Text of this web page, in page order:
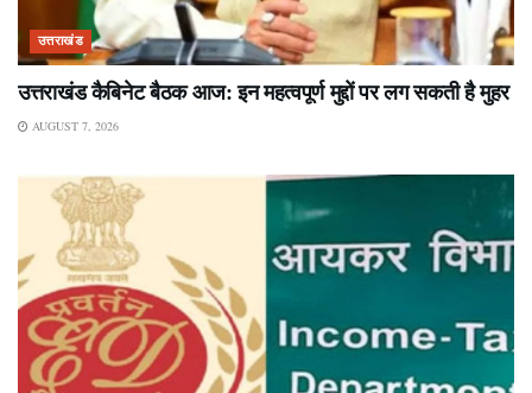
उत्तराखंड
उत्तराखंड कैबिनेट बैठक आज: इन महत्वपूर्ण मुद्दों पर लग सकती है मुहर
AUGUST 7, 2026